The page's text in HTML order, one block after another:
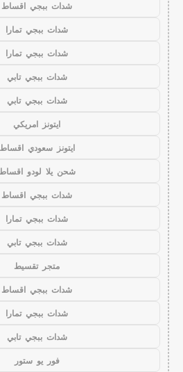
شدات ببجي اقساط
شدات ببجي تمارا
شدات ببجي تمارا
شدات ببجي تابي
شدات ببجي تابي
ايتونز امريكي
ايتونز سعودي اقساط
شحن يلا لودو اقساط
شدات ببجي اقساط
شدات ببجي تمارا
شدات ببجي تابي
متجر تقسيط
شدات ببجي اقساط
شدات ببجي تمارا
شدات ببجي تابي
فور يو ستور